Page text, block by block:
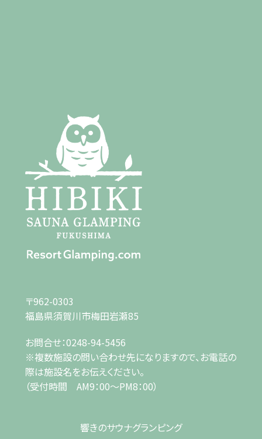
〒962-0303
福島県須賀川市梅田岩瀬85
お問合せ：0248-94-5456
※複数施設の問い合わせ先になりますので、お電話の
際は施設名をお伝えください。
（受付時間 AM9：00～PM8：00）
響きのサウナグランピング